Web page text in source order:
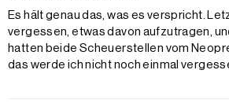
Es hält genau das, was es verspricht.
vergessen, etwas davon aufzutragen,
hatten beide Scheuerstellen vom
das werde ich nicht noch einmal